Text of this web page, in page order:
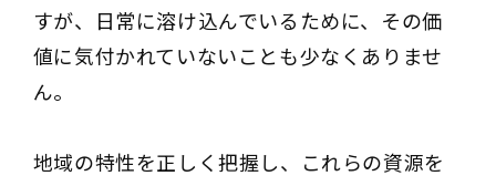
すが、日常に溶け込んでいるために、その価
値に気付かれていないことも少なくありませ
ん。
地域の特性を正しく把握し、これらの資源を